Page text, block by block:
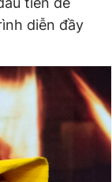
diễn đầy